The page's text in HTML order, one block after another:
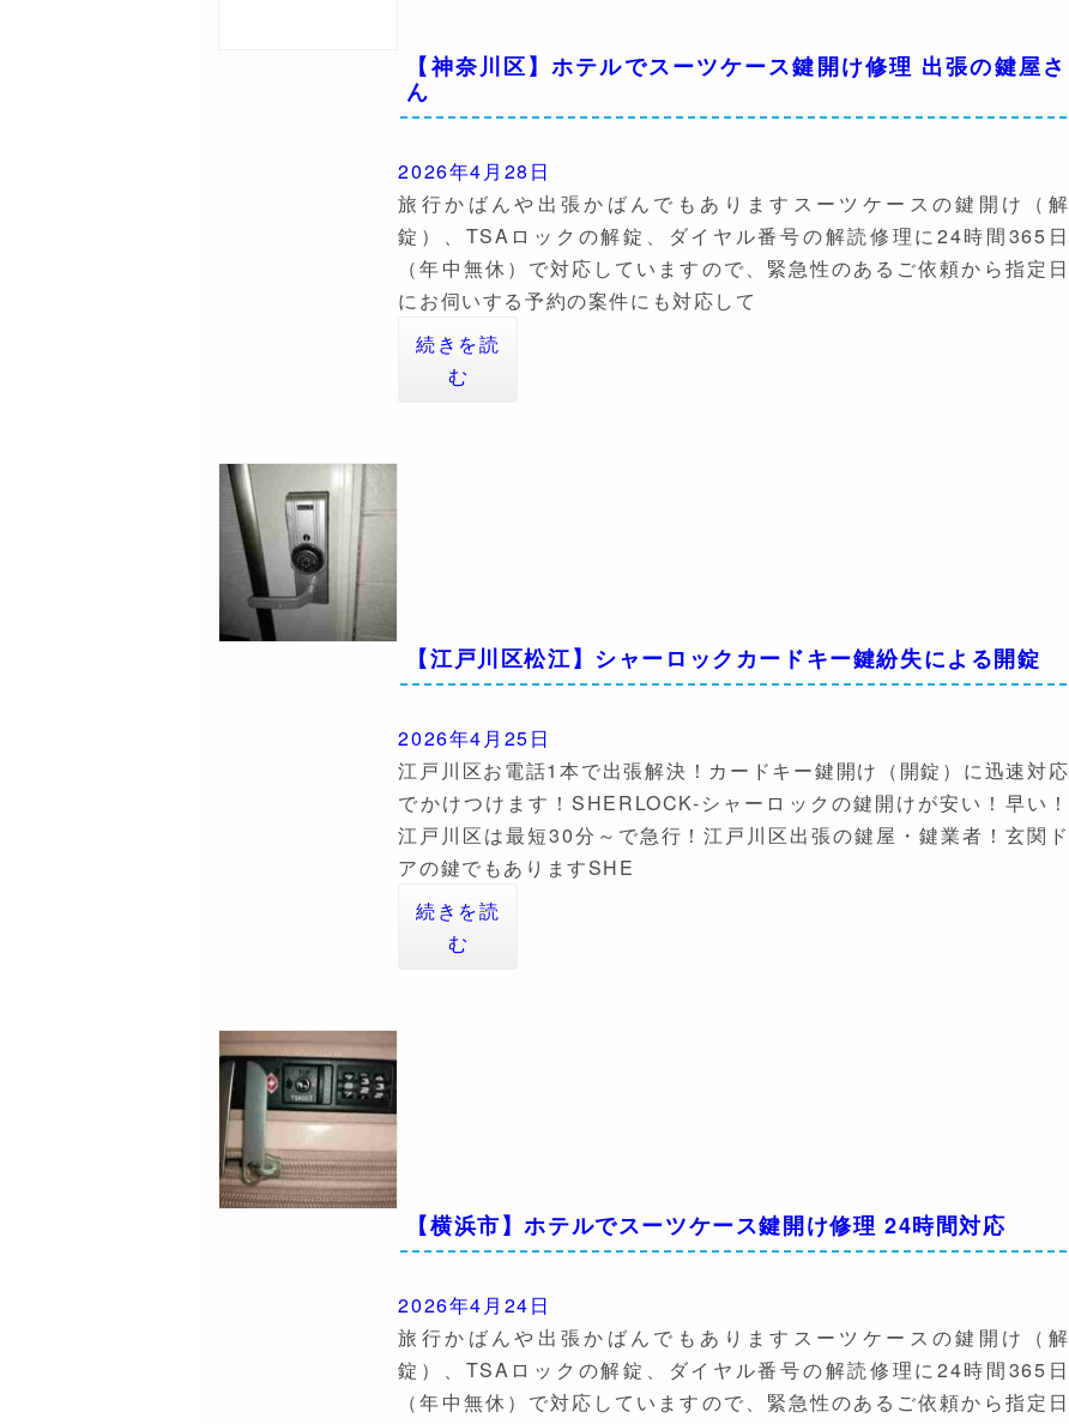
【神奈川区】ホテルでスーツケース鍵開け修理 出張の鍵屋さ
ん
2026年4月28日
旅行かばんや出張かばんでもありますスーツケースの鍵開け（解
錠）、TSAロックの解錠、ダイヤル番号の解読修理に24時間365日
（年中無休）で対応していますので、緊急性のあるご依頼から指定日
にお伺いする予約の案件にも対応して
続きを読
む
【江戸川区松江】シャーロックカードキー鍵紛失による開錠
2026年4月25日
江戸川区お電話1本で出張解決！カードキー鍵開け（開錠）に迅速対応
でかけつけます！SHERLOCK-シャーロックの鍵開けが安い！早い！
江戸川区は最短30分～で急行！江戸川区出張の鍵屋・鍵業者！玄関ド
アの鍵でもありますSHE
続きを読
む
【横浜市】ホテルでスーツケース鍵開け修理 24時間対応
2026年4月24日
旅行かばんや出張かばんでもありますスーツケースの鍵開け（解
錠）、TSAロックの解錠、ダイヤル番号の解読修理に24時間365日
（年中無休）で対応していますので、緊急性のあるご依頼から指定日